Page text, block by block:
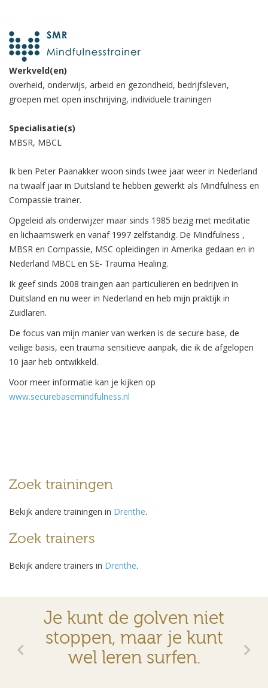
Werkveld(en)
overheid, onderwijs, arbeid en gezondheid, bedrijfsleven,
groepen met open inschrijving, individuele trainingen
Specialisatie(s)
MBSR, MBCL
Ik ben Peter Paanakker woon sinds twee jaar weer in Nederland
na twaalf jaar in Duitsland te hebben gewerkt als Mindfulness en
Compassie trainer.
Opgeleid als onderwijzer maar sinds 1985 bezig met meditatie
en lichaamswerk en vanaf 1997 zelfstandig. De Mindfulness ,
MBSR en Compassie, MSC opleidingen in Amerika gedaan en in
Nederland MBCL en SE- Trauma Healing.
Ik geef sinds 2008 traingen aan particulieren en bedrijven in
Duitsland en nu weer in Nederland en heb mijn praktijk in
Zuidlaren.
De focus van mijn manier van werken is de secure base, de
veilige basis, een trauma sensitieve aanpak, die ik de afgelopen
10 jaar heb ontwikkeld.
Voor meer informatie kan je kijken op
www.securebasemindfulness.nl
Zoek trainingen
Bekijk andere trainingen in Drenthe.
Zoek trainers
Bekijk andere trainers in Drenthe.
Je kunt de golven niet
stoppen, maar je kunt
wel leren surfen.